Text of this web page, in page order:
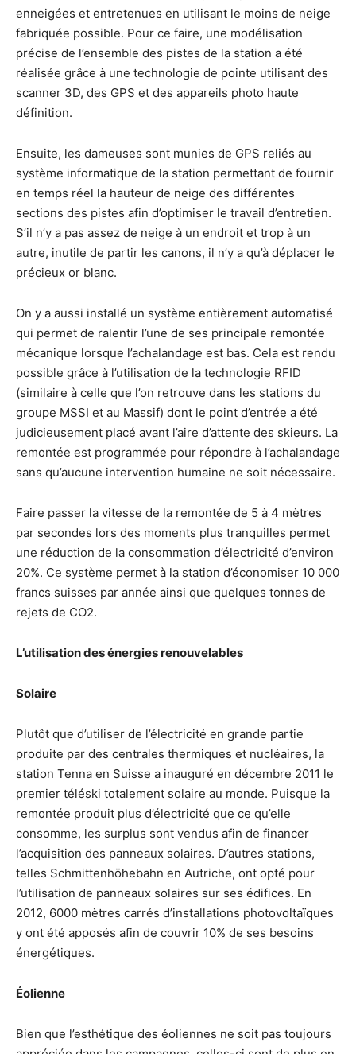
enneigées et entretenues en utilisant le moins de neige
fabriquée possible. Pour ce faire, une modélisation
précise de l’ensemble des pistes de la station a été
réalisée grâce à une technologie de pointe utilisant des
scanner 3D, des GPS et des appareils photo haute
définition.
Ensuite, les dameuses sont munies de GPS reliés au
système informatique de la station permettant de fournir
en temps réel la hauteur de neige des différentes
sections des pistes afin d’optimiser le travail d’entretien.
S’il n’y a pas assez de neige à un endroit et trop à un
autre, inutile de partir les canons, il n’y a qu’à déplacer le
précieux or blanc.
On y a aussi installé un système entièrement automatisé
qui permet de ralentir l’une de ses principale remontée
mécanique lorsque l’achalandage est bas. Cela est rendu
possible grâce à l’utilisation de la technologie RFID
(similaire à celle que l’on retrouve dans les stations du
groupe MSSI et au Massif) dont le point d’entrée a été
judicieusement placé avant l’aire d’attente des skieurs. La
remontée est programmée pour répondre à l’achalandage
sans qu’aucune intervention humaine ne soit nécessaire.
Faire passer la vitesse de la remontée de 5 à 4 mètres
par secondes lors des moments plus tranquilles permet
une réduction de la consommation d’électricité d’environ
20%. Ce système permet à la station d’économiser 10 000
francs suisses par année ainsi que quelques tonnes de
rejets de CO2.
L’utilisation des énergies renouvelables
Solaire
Plutôt que d’utiliser de l’électricité en grande partie
produite par des centrales thermiques et nucléaires, la
station Tenna en Suisse a inauguré en décembre 2011 le
premier téléski totalement solaire au monde. Puisque la
remontée produit plus d’électricité que ce qu’elle
consomme, les surplus sont vendus afin de financer
l’acquisition des panneaux solaires. D’autres stations,
telles Schmittenhöhebahn en Autriche, ont opté pour
l’utilisation de panneaux solaires sur ses édifices. En
2012, 6000 mètres carrés d’installations photovoltaïques
y ont été apposés afin de couvrir 10% de ses besoins
énergétiques.
Éolienne
Bien que l’esthétique des éoliennes ne soit pas toujours